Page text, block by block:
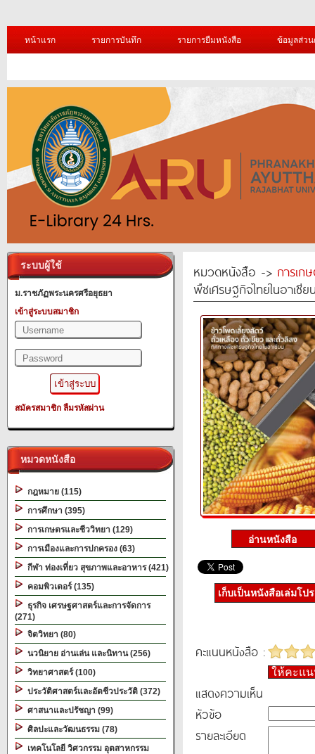
หน้าแรก รายการบันทึก รายการยืมหนังสือ ข้อมูลส่ว
ระบบผู้ใช้
ม.ราชภัฏพระนครศรีอยุธยา
เข้าสู่ระบบสมาชิก
สมัครสมาชิก ลืมรหัสผ่าน
หมวดหนังสือ
กฎหมาย (115)
การศึกษา (395)
การเกษตรและชีววิทยา (129)
การเมืองและการปกครอง (63)
กีฬา ท่องเที่ยว สุขภาพและอาหาร (421)
คอมพิวเตอร์ (135)
ธุรกิจ เศรษฐศาสตร์และการจัดการ
(271)
จิตวิทยา (80)
นวนิยาย อ่านเล่น และนิทาน (256)
วิทยาศาสตร์ (100)
ประวัติศาสตร์และอัตชีวประวัติ (372)
ศาสนาและปรัชญา (99)
ศิลปะและวัฒนธรรม (78)
เทคโนโลยี วิศวกรรม อุตสาหกรรม
หมวดหนังสือ -> การเก
พืชเศรษฐกิจไทยในอาเซีย
เก็บเป็นหนังสือเล่มโป
คะแนนหนังสือ :
ให้คะแ
แสดงความเห็น
หัวข้อ
รายละเอียด